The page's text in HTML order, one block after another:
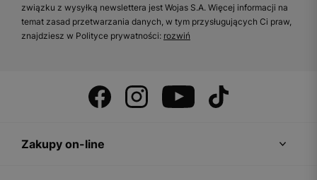
związku z wysyłką newslettera jest Wojas S.A. Więcej informacji na
temat zasad przetwarzania danych, w tym przysługujących Ci praw,
znajdziesz w Polityce prywatności: rozwiń
Zakupy on-line